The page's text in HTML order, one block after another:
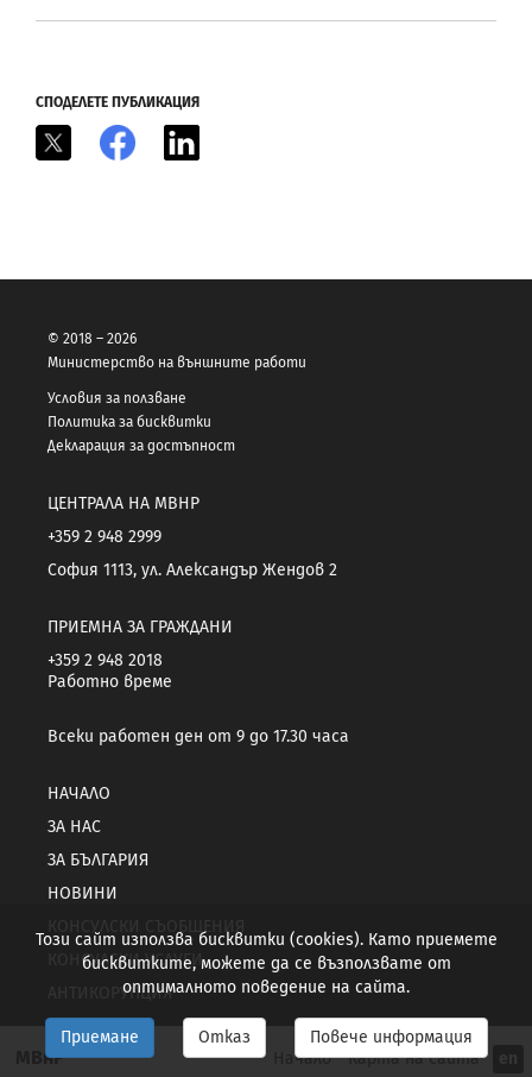
МВнР Начало Карта на сайта
СПОДЕЛЕТЕ ПУБЛИКАЦИЯ
Facebook
© 2018 – 2026
Министерство на външните работи
Условия за ползване
Политика за бисквитки
Декларация за достъпност
ЦЕНТРАЛА НА МВНР
+359 2 948 2999
София 1113, ул. Александър Жендов 2
ПРИЕМНА ЗА ГРАЖДАНИ
+359 2 948 2018
Работно време
Всеки работен ден от 9 до 17.30 часа
НАЧАЛО
ЗА НАС
ЗА БЪЛГАРИЯ
НОВИНИ
КОНСУЛСКИ СЪОБЩЕНИЯ
КОНСУЛСКИ УСЛУГИ
АНТИКОРУПЦИЯ
Този сайт използва бисквитки (cookies). Като приемете
бисквитките, можете да се възползвате от
оптималното поведение на сайта.
Приемане Отказ Повече информация